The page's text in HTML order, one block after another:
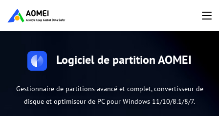
Logiciel de partition AOMEI
Gestionnaire de partitions avancé et complet, convertisseur de
disque et optimiseur de PC pour Windows 11/10/8.1/8/7.